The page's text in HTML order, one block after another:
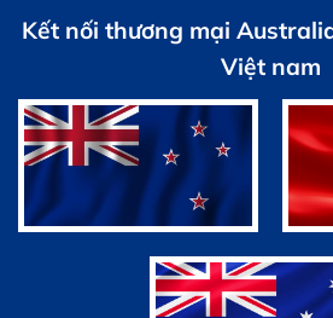
Kết nối thương mại
Việt nam